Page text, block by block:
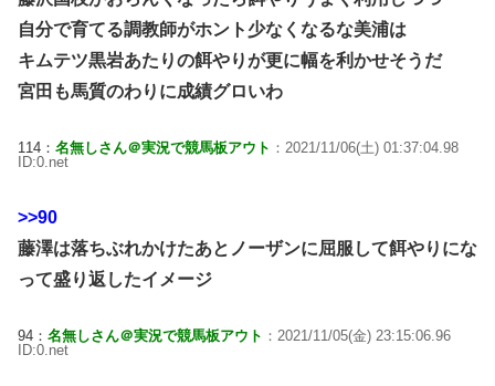
自分で育てる調教師がホント少なくなるな美浦は
キムテツ黒岩あたりの餌やりが更に幅を利かせそうだ
宮田も馬質のわりに成績グロいわ
114： 名無しさん＠実況で競馬板アウト ：2021/11/06(土) 01:37:04.98
ID:0.net
>>90
藤澤は落ちぶれかけたあとノーザンに屈服して餌やりにな
って盛り返したイメージ
94： 名無しさん＠実況で競馬板アウト ：2021/11/05(金) 23:15:06.96
ID:0.net